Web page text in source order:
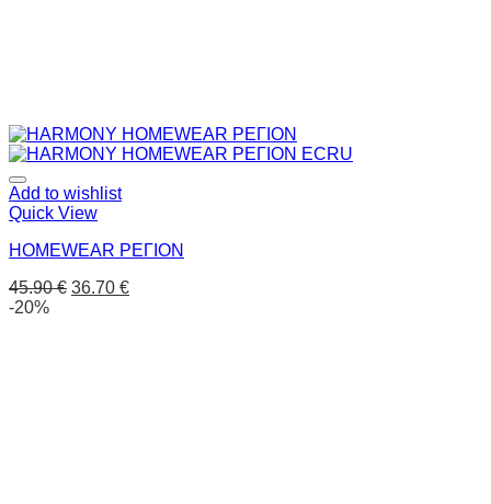
Add to wishlist
Quick View
HOMEWEAR ΡΕΓΙΟΝ
45.90€ 36.70 €
-20%